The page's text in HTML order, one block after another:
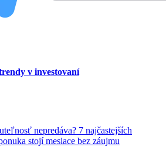
v investovaní